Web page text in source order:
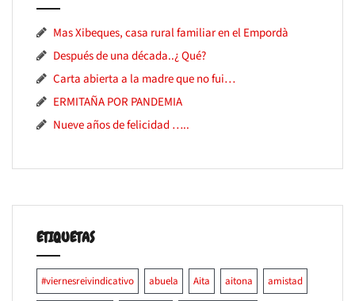
Mas Xibeques, casa rural familiar en el Empordà
Después de una década..¿ Qué?
Carta abierta a la madre que no fui…
ERMITAÑA POR PANDEMIA
Nueve años de felicidad …..
ETIQUETAS
#viernesreivindicativo abuela Aita aitona amistad